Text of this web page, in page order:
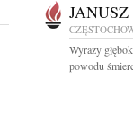
Wyrazy
powodu